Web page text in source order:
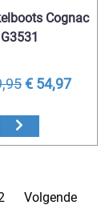
Cognac
G3531
€ 54,97
Volgende